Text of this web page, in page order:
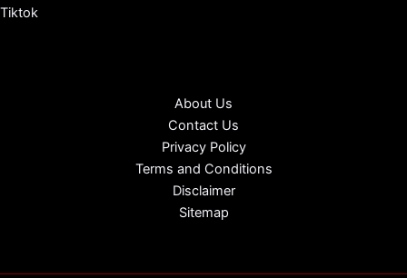
Tiktok
About Us
Contact Us
Privacy Policy
Terms and Conditions
Disclaimer
Sitemap